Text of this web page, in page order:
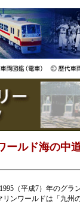
ールド海の中
（平成7）年のグ
リンワールドは「九